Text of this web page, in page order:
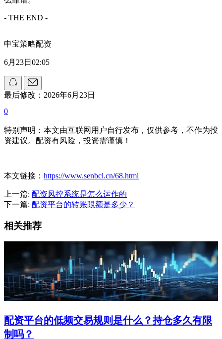
- THE END -
申宝策略配资
6月23日02:05
最后修改：2026年6月23日
0
特别声明：本文由互联网用户自行发布，仅供参考，不作为投
资建议。配资有风险，投资需谨慎！
本文链接： https://www.senbcl.cn/68.html
上一篇: 配资风控系统是怎么运作的
下一篇: 配资平台的转账限额是多少？
相关推荐
配资平台的低频交易规则是什么？持仓多久有限
制吗？